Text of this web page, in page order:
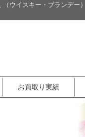
ウイスキー・ブランデー）
お買取り実績